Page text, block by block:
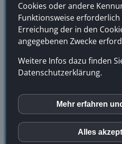
Bei verschlüsselter
Zahlungsdaten, die Sie an
nicht von Dritten
Widerspruch gegen
Der Nutzung von im
Impressumspflicht
Kontaktdaten zur
Informationsmaterialien
Cookies oder andere
Funktionsweise
Erreichung der in den
angegebenen Zwecke
Weitere Infos dazu finden
Datenschutzerklärung.
inCMS
Auswahl
Mehr erfahren
Alles